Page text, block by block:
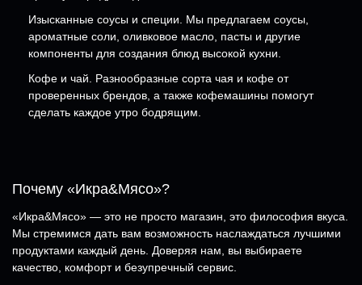
Изысканные соусы и специи. Мы предлагаем соусы,
ароматные соли, оливковое масло, пасты и другие
компоненты для создания блюд высокой кухни.
Кофе и чай. Разнообразные сорта чая и кофе от
проверенных брендов, а также кофемашины помогут
сделать каждое утро бодрящим.
Почему «Икра&Мясо»?
«Икра&Мясо» — это не просто магазин, это философия вкуса.
Мы стремимся дать вам возможность наслаждаться лучшими
продуктами каждый день. Доверяя нам, вы выбираете
качество, комфорт и безупречный сервис.